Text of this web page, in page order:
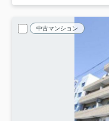
中古マンション